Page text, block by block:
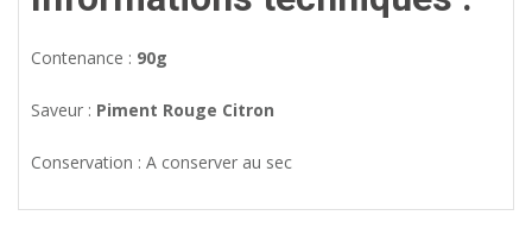
Contenance : 90g
Saveur : Piment Rouge Citron
Conservation : A conserver au sec